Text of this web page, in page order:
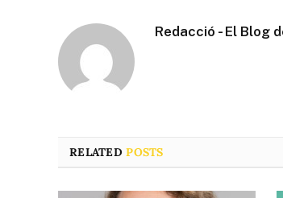
Redacció - El Blog
RELATEDPOSTS